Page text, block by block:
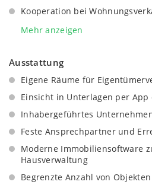
Kooperation bei
Kooperationen mit
Aufbereitung von Unterlagen für
Eigentümerversammlungen
Zeitnaher Versand
nachvollziehbarer Protokolle
Eigentümerversammlungen
Instandhaltungsplanung mit
Unverzügliche Auskunft über
Objektbetreuer
Mehr anzeigen
Ausstattung
Eigene Räume für
Einsicht in Unterlagen per
Inhabergeführtes
Feste Ansprechpartner und
Moderne Immobiliensoftware
Hausverwaltung
Begrenzte Anzahl von